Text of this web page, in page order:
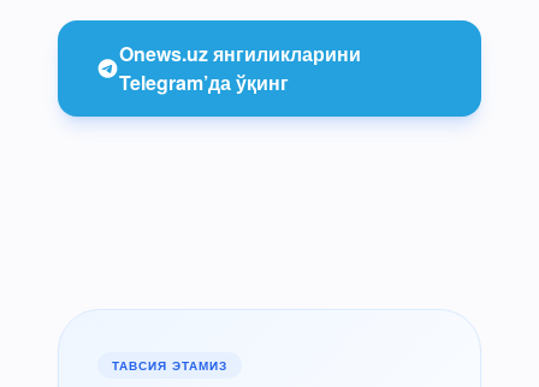
Onews.uz янгиликларини
Telegram’да ўқинг
ТАВСИЯ ЭТАМИЗ